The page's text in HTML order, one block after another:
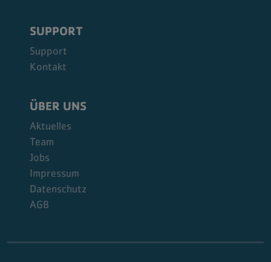
SUPPORT
Support
Kontakt
ÜBER UNS
Aktuelles
Team
Jobs
Impressum
Datenschutz
AGB